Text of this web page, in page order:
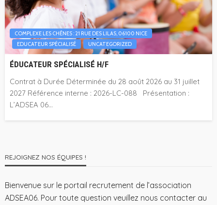
COMPLEXE LES CHÊNES : 21 RUE DES LILAS, 06100 NICE
EDUCATEUR SPÉCIALISÉ
UNCATEGORIZED
ÉDUCATEUR SPÉCIALISÉ H/F
Contrat à Durée Déterminée du 28 août 2026 au 31 juillet
2027 Référence interne : 2026-LC-088 Présentation :
L’ADSEA 06...
REJOIGNEZ NOS ÉQUIPES !
Bienvenue sur le portail recrutement de l’association
ADSEA06. Pour toute question veuillez nous contacter au